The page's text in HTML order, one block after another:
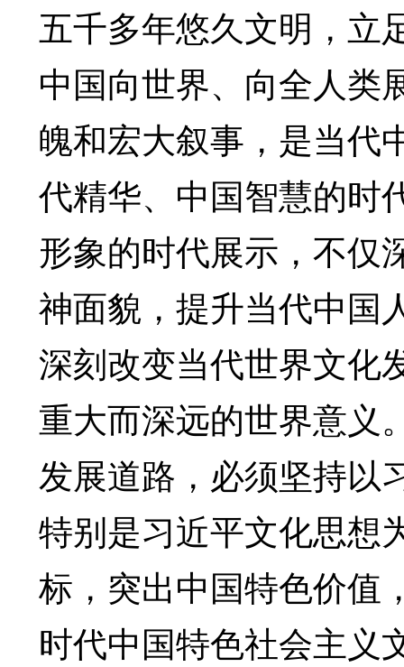
五千多年悠久文明，立
中国向世界、向全人类
魄和宏大叙事，是当代
代精华、中国智慧的时
形象的时代展示，不仅
神面貌，提升当代中国
深刻改变当代世界文化
重大而深远的世界意义
发展道路，必须坚持以
特别是习近平文化思想
标，突出中国特色价值
时代中国特色社会主义